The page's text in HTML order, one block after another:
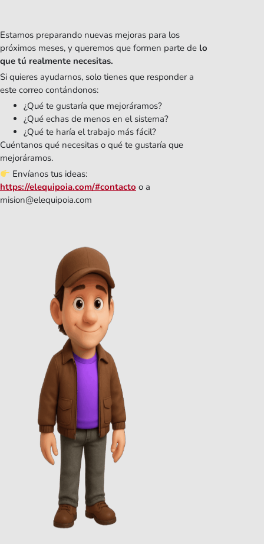
Estamos preparando nuevas mejoras para los
próximos meses, y queremos que formen parte de lo
que tú realmente necesitas.
Si quieres ayudarnos, solo tienes que responder a
este correo contándonos:
¿Qué te gustaría que mejoráramos?
¿Qué echas de menos en el sistema?
¿Qué te haría el trabajo más fácil?
Cuéntanos qué necesitas o qué te gustaría que
mejoráramos.
Envíanos tus ideas:
https://elequipoia.com/#contacto o a
mision@elequipoia.com